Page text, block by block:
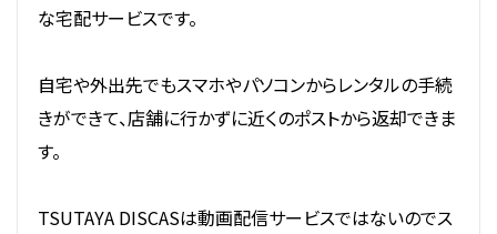
な宅配サービスです。
自宅や外出先でもスマホやパソコンからレンタルの手続
きができて、店舗に行かずに近くのポストから返却できま
す。
TSUTAYA DISCASは動画配信サービスではないのでス